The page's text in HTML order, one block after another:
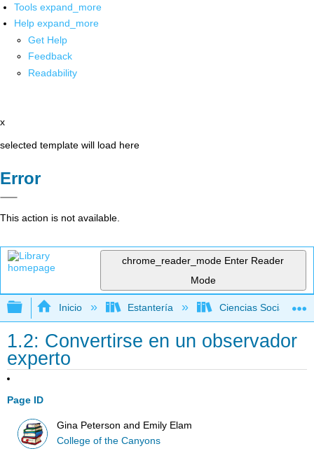
Tools expand_more
Help expand_more
Get Help
Feedback
Readability
x
selected template will load here
Error
This action is not available.
chrome_reader_mode Enter Reader
Mode
Expandir/contraer jerarquía global
Inicio Estantería Ciencias Sociales
1.2: Convertirse en un observador
experto
Page ID
Gina Peterson and Emily Elam
College of the Canyons